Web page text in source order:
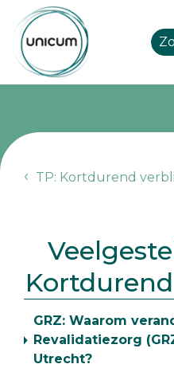
TP: Kortdurend
GRZ: Waarom
Revalidatiezorg
Utrecht?